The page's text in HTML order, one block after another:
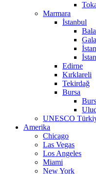
Marmara
İstanbul
Edirne
Kırklareli
Tekirdağ
Bursa
UNESCO
Amerika
Chicago
Las Vegas
Los Angeles
Miami
New York